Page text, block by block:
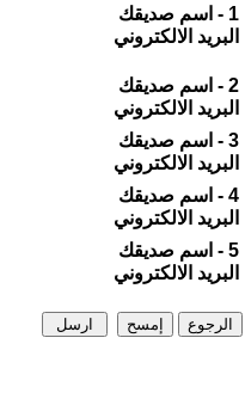
1 - اسم صديقك
البريد الالكتروني
2 - اسم صديقك
البريد الالكتروني
3 - اسم صديقك
البريد الالكتروني
4 - اسم صديقك
البريد الالكتروني
5 - اسم صديقك
البريد الالكتروني